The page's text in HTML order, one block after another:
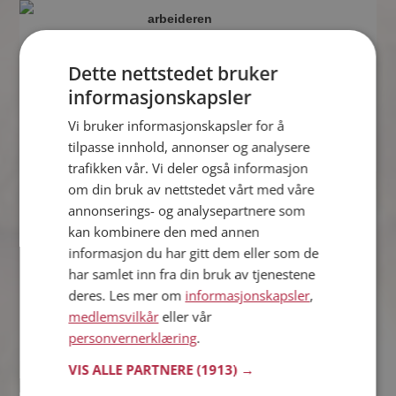
arbeideren
Som medlem kan du vise deg frem for
arbeideren og tusener av andre single
på Møteplassen! Ta sjansen og se
hvem som synes du er interessant.
Tomas
38 år fra Stavanger i Rogaland
Søker kvinne 27 - 48 år
Vil du vite mer om Tomas? Du kan se
en fullstendig profil med opplysninger
og bilder hvis du er medlem på
Møteplassen.
Dette nettstedet bruker
informasjonskapsler
Vi bruker informasjonskapsler for å
tilpasse innhold, annonser og analysere
trafikken vår. Vi deler også informasjon
om din bruk av nettstedet vårt med våre
annonserings- og analysepartnere som
kan kombinere den med annen
informasjon du har gitt dem eller som de
har samlet inn fra din bruk av tjenestene
deres. Les mer om informasjonskapsler,
medlemsvilkåreller vår
personvernerklæring.
VIS ALLE PARTNERE(1913) →